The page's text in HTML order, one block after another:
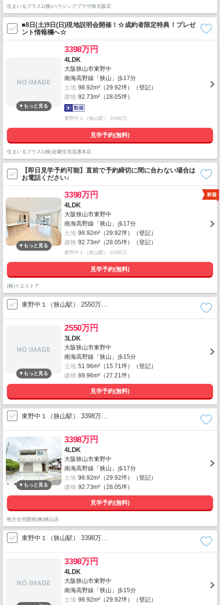
住まいるプラス1(株)ハウジングプラザ南大阪店
■8日(土)9日(日)現地説明会開催！☆成約者限定特典！プレゼ
ント情報欄へ☆
3398万円
4LDK
大阪狭山市東野中
南海高野線「狭山」歩17分
土地 98.92m²（29.92坪）（登記）
建物 92.73m²（28.05坪）
東野中１（狭山駅） 3398万…
見学予約(無料)
住まいるプラス1(株)近畿住宅流通本店
【即日見学予約可能】直前で予約締切に間に合わない場合は
お電話ください♪
3398万円
4LDK
大阪狭山市東野中
南海高野線「狭山」歩17分
土地 98.92m²（29.92坪）（登記）
建物 92.73m²（28.05坪）（登記）
東野中１（狭山駅） 3398万…
見学予約(無料)
(株)イエストア
東野中１（狭山駅） 2550万…
2550万円
3LDK
大阪狭山市東野中
南海高野線「狭山」歩15分
土地 51.96m²（15.71坪）（登記）
建物 89.96m²（27.21坪）
見学予約(無料)
東野中１（狭山駅） 3398万…
3398万円
4LDK
大阪狭山市東野中
南海高野線「狭山」歩17分
土地 98.92m²（29.92坪）（登記）
建物 92.73m²（28.05坪）
見学予約(無料)
牧主住宅開発(株)狭山店
東野中１（狭山駅） 3398万…
3398万円
4LDK
大阪狭山市東野中
南海高野線「狭山」歩15分
土地 98.92m²（29.92坪）（登記）